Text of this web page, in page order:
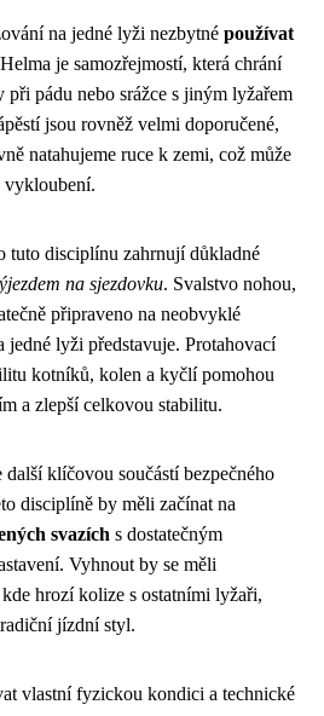
na jedné lyži nezbytné používat
je samozřejmostí, která chrání
pádu nebo srážce s jiným lyžařem
jsou rovněž velmi doporučené,
natahujeme ruce k zemi, což může
vykloubení.
tuto disciplínu zahrnují důkladné
na sjezdovku. Svalstvo nohou,
připraveno na neobvyklé
jedné lyži představuje. Protahovací
kotníků, kolen a kyčlí pomohou
a zlepší celkovou stabilitu.
klíčovou součástí bezpečného
disciplíně by měli začínat na
svazích s dostatečným
Vyhnout by se měli
hrozí kolize s ostatními lyžaři,
jízdní styl.
vlastní fyzickou kondici a technické